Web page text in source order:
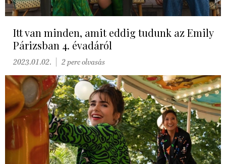
Itt van minden, amit eddig tudunk az Emily
Párizsban 4. évadáról
2023.01.02. 2 perc olvasás